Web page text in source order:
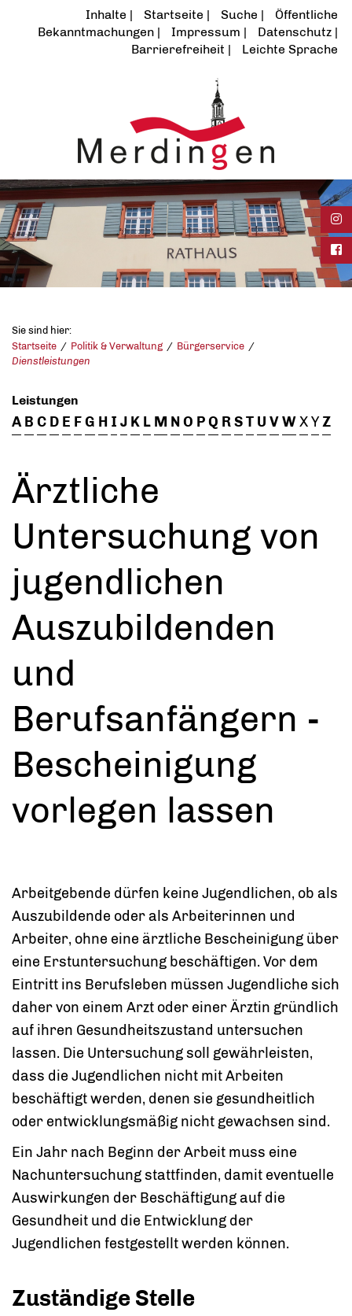
Inhalte Startseite Suche
Öffentliche
Bekanntmachungen
Impressum
Datenschutz
Barrierefreiheit
Leichte Sprache
Sie sind hier:
Startseite
Politik & Verwaltung
Bürgerservice
Dienstleistungen
Leistungen
A B C D E FG H I J K L M NO PQ RST U VWXYZ
Ärztliche
Untersuchung von
jugendlichen
Auszubildenden
und
Berufsanfängern -
Bescheinigung
vorlegen lassen
Arbeitgebende dürfen keine Jugendlichen, ob als
Auszubildende oder als Arbeiterinnen und
Arbeiter, ohne eine ärztliche Bescheinigung über
eine Erstuntersuchung beschäftigen. Vor dem
Eintritt ins Berufsleben müssen Jugendliche sich
daher von einem Arzt oder einer Ärztin gründlich
auf ihren Gesundheitszustand untersuchen
lassen. Die Untersuchung soll gewährleisten,
dass die Jugendlichen nicht mit Arbeiten
beschäftigt werden, denen sie gesundheitlich
oder entwicklungsmäßig nicht gewachsen sind.
Ein Jahr nach Beginn der Arbeit muss eine
Nachuntersuchung stattfinden, damit eventuelle
Auswirkungen der Beschäftigung auf die
Gesundheit und die Entwicklung der
Jugendlichen festgestellt werden können.
Zuständige Stelle